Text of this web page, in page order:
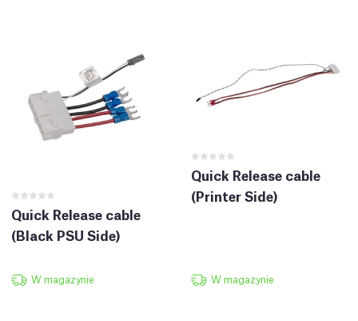
Quick Release cable
(Black PSU Side)
W magazynie
Quick Release cable
(Printer Side)
W magazynie